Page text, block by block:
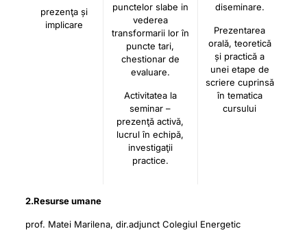
prezenţa și
implicare
punctelor slabe in
vederea
transformarii lor în
puncte tari,
chestionar de
evaluare.
Activitatea la
seminar –
prezenţă activă,
lucrul în echipă,
investigaţii
practice.
diseminare.
Prezentarea
orală, teoretică
și practică a
unei etape de
scriere cuprinsă
în tematica
cursului
2.Resurse umane
prof. Matei Marilena, dir.adjunct Colegiul Energetic